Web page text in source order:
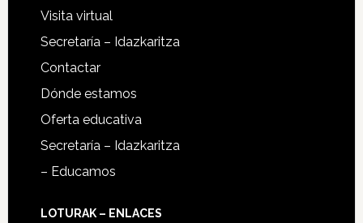
Visita virtual
Secretaría – Idazkaritza
Contactar
Dónde estamos
Oferta educativa
Secretaría – Idazkaritza
– Educamos
LOTURAK – ENLACES